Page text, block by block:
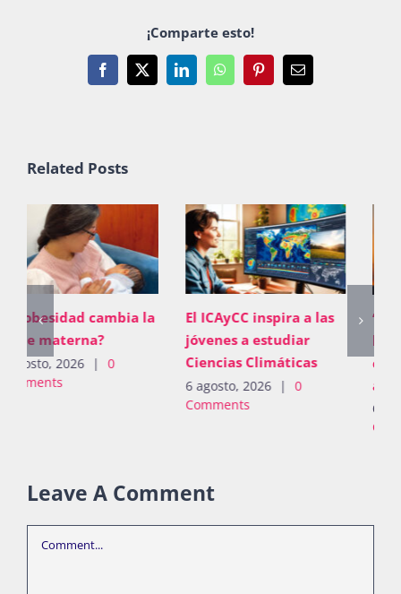
¡Comparte esto!
Facebook
X LinkedInWhatsAppPinterestEmail
Related Posts
El ICAyCC inspira a las
jóvenes a estudiar
Ciencias Climáticas
6 agosto, 2026
“No basta con proveer;
los padres deben
construir vínculos
afectivos”
6 agosto, 2026
Leave A Comment
Comment